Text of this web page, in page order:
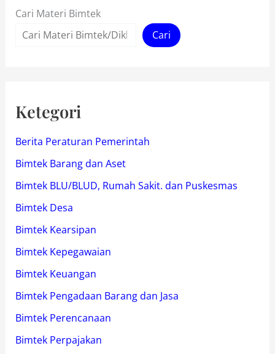
Cari Materi Bimtek
Cari
Ketegori
Berita Peraturan Pemerintah
Bimtek Barang dan Aset
Bimtek BLU/BLUD, Rumah Sakit. dan Puskesmas
Bimtek Desa
Bimtek Kearsipan
Bimtek Kepegawaian
Bimtek Keuangan
Bimtek Pengadaan Barang dan Jasa
Bimtek Perencanaan
Bimtek Perpajakan